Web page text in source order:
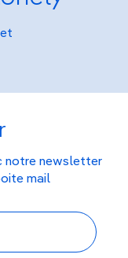
notre newsletter
mail